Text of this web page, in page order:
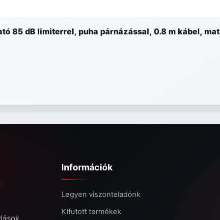
85 dB limiterrel, puha párnázással, 0.8 m kábel,
Információk
Legyen viszonteladónk
Kifutott termékek